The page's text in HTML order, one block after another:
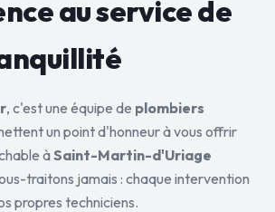
au service de
, c'est une équipe de plombiers
un point d'honneur à vous offrir
àSaint-Martin-d'Uriage
traitons jamais : chaque intervention
propres techniciens.